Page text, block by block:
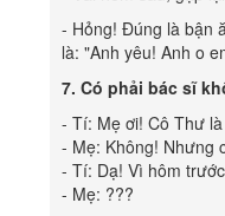
- Hỏng! Đúng là bận
là: "Anh yêu! Anh o
7. Có phải bác sĩ
- Tí: Mẹ ơi! Cô Thư
- Mẹ: Không! Nhưng
- Tí: Dạ! Vì hôm
- Mẹ: ???